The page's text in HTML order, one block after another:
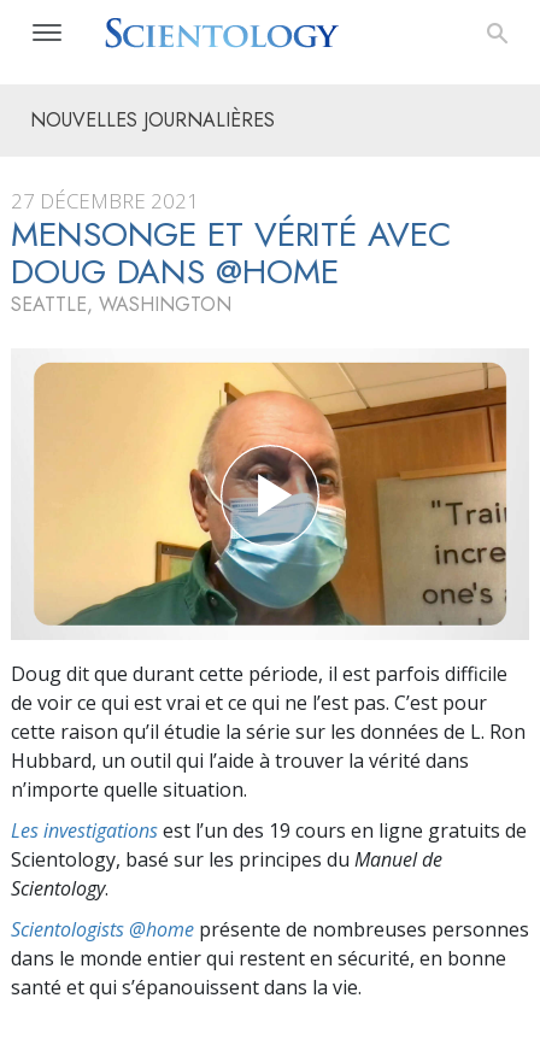
NOUVELLES JOURNALIÈRES
27 DÉCEMBRE 2021
MENSONGE ET VÉRITÉ AVEC
DOUG DANS @HOME
SEATTLE, WASHINGTON
Doug dit que durant cette période, il est parfois difficile
de voir ce qui est vrai et ce qui ne l’est pas. C’est pour
cette raison qu’il étudie la série sur les données de L. Ron
Hubbard, un outil qui l’aide à trouver la vérité dans
n’importe quelle situation.
Les investigationsest l’un des 19 cours en ligne gratuits de
Scientology, basé sur les principes du Manuel de
Scientology.
Scientologists @home présente de nombreuses personnes
dans le monde entier qui restent en sécurité, en bonne
santé et qui s’épanouissent dans la vie.